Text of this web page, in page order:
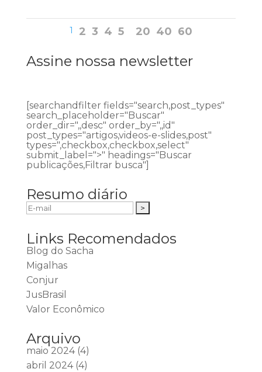
1 2 3 4 5 20 40 60
Assine nossa newsletter
[searchandfilter fields="search,post_types"
search_placeholder="Buscar"
order_dir=",,desc" order_by=",,id"
post_types="artigos,videos-e-slides,post"
types=",checkbox,checkbox,select"
submit_label=">" headings="Buscar
publicações,Filtrar busca"]
Resumo diário
Links Recomendados
Blog do Sacha
Migalhas
Conjur
JusBrasil
Valor Econômico
Arquivo
maio 2024(4)
abril 2024(4)